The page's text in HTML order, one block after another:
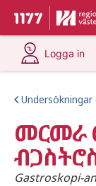
To start page
Du har
Logga in
at
መርመራ
Gastroskopi-